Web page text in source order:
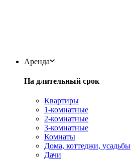
Аренда
На длительный срок
Квартиры
1-комнатные
2-комнатные
3-комнатные
Комнаты
Дома, коттеджи, усадьбы
Дачи